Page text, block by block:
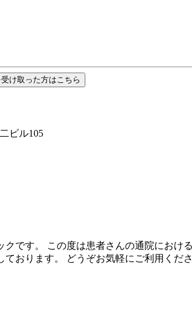
け取った方はこちら
ビル105
です。 この度は患者さんの通院にお
おります。 どうぞお気軽にご利用くださ